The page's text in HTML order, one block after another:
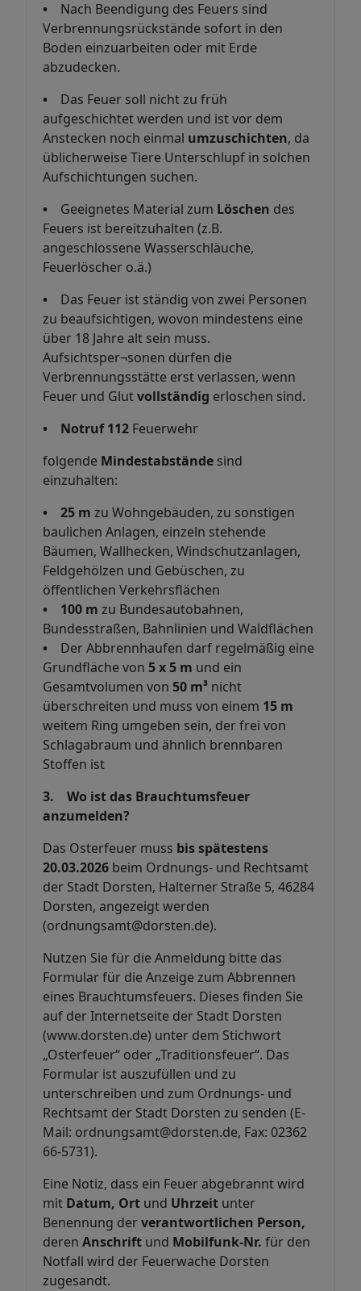
•
Nach Beendigung des Feuers sind
Verbrennungsrückstände sofort in den
Boden einzuarbeiten oder mit Erde
abzudecken.
•
Das Feuer soll nicht zu früh
aufgeschichtet werden und ist vor dem
Anstecken noch einmal umzuschichten, da
üblicherweise Tiere Unterschlupf in solchen
Aufschichtungen suchen.
•
Geeignetes Material zum Löschen des
Feuers ist bereitzuhalten (z.B.
angeschlossene Wasserschläuche,
Feuerlöscher o.ä.)
• Das Feuer ist ständig von zwei Personen
zu beaufsichtigen, wovon mindestens eine
über 18 Jahre alt sein muss.
Aufsichtsper¬sonen dürfen die
Verbrennungsstätte erst verlassen, wenn
Feuer und Glutvollständig erloschen sind.
•
Notruf 112 Feuerwehr
folgende Mindestabstände sind
einzuhalten:
• 25 m zu Wohngebäuden, zu sonstigen
baulichen Anlagen, einzeln stehende
Bäumen, Wallhecken, Windschutzanlagen,
Feldgehölzen und Gebüschen, zu
öffentlichen Verkehrsflächen
• 100 m zu Bundesautobahnen,
Bundesstraßen, Bahnlinien und Waldflächen
• Der Abbrennhaufen darf regelmäßig eine
Grundfläche von 5 x 5 m und ein
Gesamtvolumen von 50 m³ nicht
überschreiten und muss von einem 15 m
weitem Ring umgeben sein, der frei von
Schlagabraum und ähnlich brennbaren
Stoffen ist
3. Wo ist das Brauchtumsfeuer
anzumelden?
Das Osterfeuer muss bis spätestens
20.03.2026 beim Ordnungs- und Rechtsamt
der Stadt Dorsten, Halterner Straße 5, 46284
Dorsten, angezeigt werden
(ordnungsamt@dorsten.de).
Nutzen Sie für die Anmeldung bitte das
Formular für die Anzeige zum Abbrennen
eines Brauchtumsfeuers. Dieses finden Sie
auf der Internetseite der Stadt Dorsten
(www.dorsten.de) unter dem Stichwort
„Osterfeuer“ oder „Traditionsfeuer“. Das
Formular ist auszufüllen und zu
unterschreiben und zum Ordnungs- und
Rechtsamt der Stadt Dorsten zu senden (E-
Mail: ordnungsamt@dorsten.de, Fax: 02362
66-5731).
Eine Notiz, dass ein Feuer abgebrannt wird
mit Datum, Ort und Uhrzeit unter
Benennung derverantwortlichen Person,
deren Anschrift und Mobilfunk-Nr. für den
Notfall wird der Feuerwache Dorsten
zugesandt.